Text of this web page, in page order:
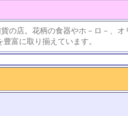
の店。花柄の食器やホ－ロ－、
富に取り揃えています。